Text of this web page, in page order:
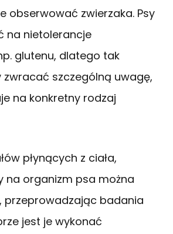
obserwować zwierzaka. Psy
na nietolerancje
glutenu, dlatego tak
zwracać szczególną uwagę,
na konkretny rodzaj
płynących z ciała,
na organizm psa można
przeprowadzając badania
jest je wykonać